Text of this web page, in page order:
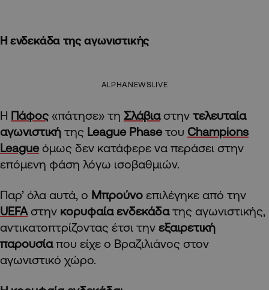
Η ενδεκάδα της αγωνιστικής
ALPHANEWSLIVE
Η Πάφος «πάτησε» τη Σλάβιαστην τελευταία
αγωνιστική της League Phaseτου Champions
Leagueόμως δεν κατάφερε να περάσει στην
επόμενη φάση λόγω ισοβαθμιών.
Παρ’ όλα αυτά, ο Μπρούνο επιλέγηκε από την
UEFAστην κορυφαία ενδεκάδατης αγωνιστικής,
αντικατοπτρίζοντας έτσι την εξαιρετική
παρουσίαπου είχε ο Βραζιλιάνος στον
αγωνιστικό χώρο.